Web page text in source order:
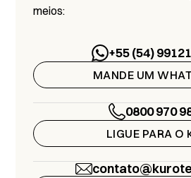
meios:
+55 (54)
MANDE UM
0800 970
LIGUE PARA O